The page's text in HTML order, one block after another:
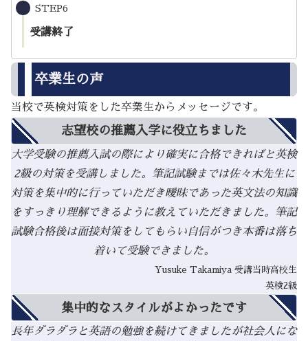
STEP6
受講終了
卒業生の声
当校で英検対策をした卒業生からメッセージです。
志望校の推薦入学に役立ちました
大学受験の推薦入試の際により確実に合格できればと英検
2級の対策を受講しました。筆記試験までは佐々木先生に
対策を集中的に行っていただき曖昧であった英文法の知識
をすっきり理解できるように教えていただきました。筆記
試験合格後は面接対策をしてもらい自信がつき本番は落ち
着いて受験できました。
Yusuke Takamiya 受講当時高校生
英検2級
集中的なスタイルがよかったです
長年ダラダラと英語の勉強を続けてきましたが社会人にな